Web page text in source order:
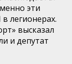
эти
легионерах.
высказал
и депутат